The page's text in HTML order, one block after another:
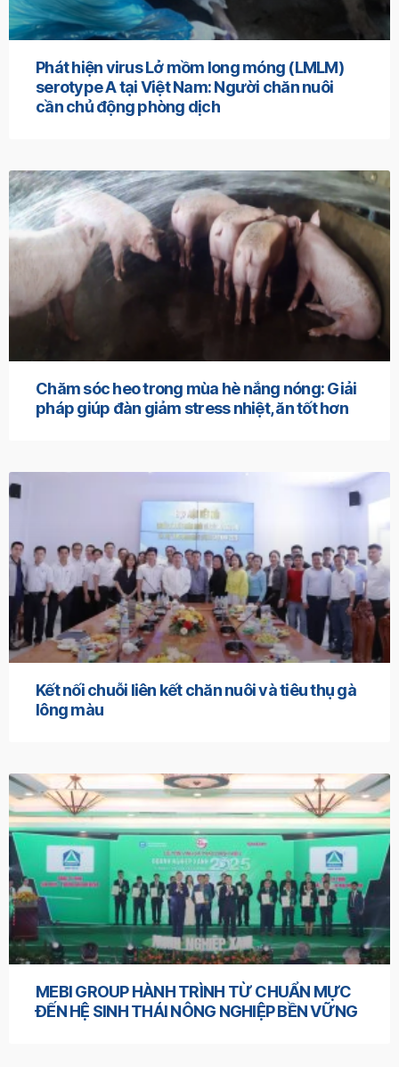
Phát hiện virus Lở mồm long móng (LMLM)
serotype A tại Việt Nam: Người chăn nuôi
cần chủ động phòng dịch
Chăm sóc heo trong mùa hè nắng nóng: Giải
pháp giúp đàn giảm stress nhiệt, ăn tốt hơn
Kết nối chuỗi liên kết chăn nuôi và tiêu thụ gà
lông màu
MEBI GROUP HÀNH TRÌNH TỪ CHUẨN MỰC
ĐẾN HỆ SINH THÁI NÔNG NGHIỆP BỀN VỮNG